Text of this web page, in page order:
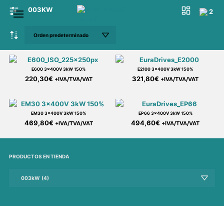
003KW 1 2
E600 3x400V 3kW 150%
220,30€ +IVA/TVA/VAT
E2100 3x400V 3kW 150%
321,80€ +IVA/TVA/VAT
EM30 3x400V 3kW 150%
469,80€ +IVA/TVA/VAT
EP66 3x400V 3kW 150%
494,60€ +IVA/TVA/VAT
PRODUCTOS EN TIENDA